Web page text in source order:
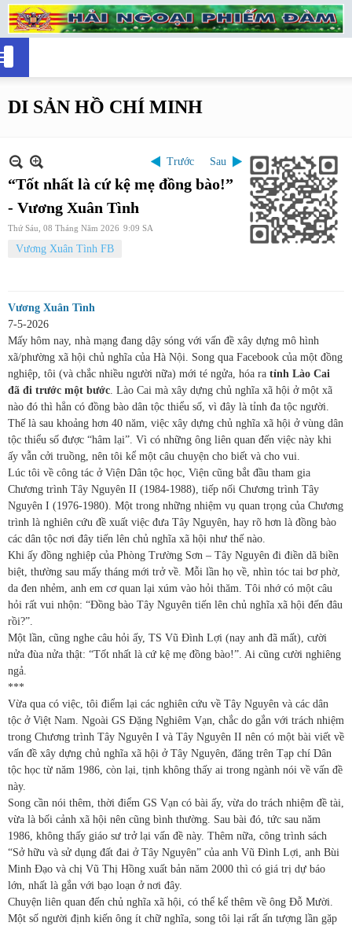
DI SẢN HỒ CHÍ MINH
Trước Sau
“Tốt nhất là cứ kệ mẹ đồng bào!”
- Vương Xuân Tình
Thứ Sáu, 08 Tháng Năm 2026 9:09 SA
Vương Xuân Tình FB
Vương Xuân Tình
7-5-2026
Mấy hôm nay, nhà mạng đang dậy sóng với vấn đề xây dựng mô hình
xã/phường xã hội chủ nghĩa của Hà Nội. Song qua Facebook của một đồng
nghiệp, tôi (và chắc nhiều người nữa) mới té ngửa, hóa ra tỉnh Lào Cai
đã đi trước một bước . Lào Cai mà xây dựng chủ nghĩa xã hội ở một xã
nào đó thì hẳn có đồng bào dân tộc thiểu số, vì đây là tỉnh đa tộc người.
Thế là sau khoảng hơn 40 năm, việc xây dựng chủ nghĩa xã hội ở vùng dân
tộc thiểu số được “hâm lại”. Vì có những ông liên quan đến việc này khi
ấy vẫn cởi truồng, nên tôi kể một câu chuyện cho biết và cho vui.
Lúc tôi về công tác ở Viện Dân tộc học, Viện cũng bắt đầu tham gia
Chương trình Tây Nguyên II (1984-1988), tiếp nối Chương trình Tây
Nguyên I (1976-1980). Một trong những nhiệm vụ quan trọng của Chương
trình là nghiên cứu đề xuất việc đưa Tây Nguyên, hay rõ hơn là đồng bào
các dân tộc nơi đây tiến lên chủ nghĩa xã hội như thế nào.
Khi ấy đồng nghiệp của Phòng Trường Sơn – Tây Nguyên đi điền dã biền
biệt, thường sau mấy tháng mới trở về. Mỗi lần họ về, nhìn tóc tai bơ phờ,
da đen nhẻm, anh em cơ quan lại xúm vào hỏi thăm. Tôi nhớ có một câu
hỏi rất vui nhộn: “Đồng bào Tây Nguyên tiến lên chủ nghĩa xã hội đến đâu
rồi?”.
Một lần, cũng nghe câu hỏi ấy, TS Vũ Đình Lợi (nay anh đã mất), cười
nửa đùa nửa thật: “Tốt nhất là cứ kệ mẹ đồng bào!”. Ai cũng cười nghiêng
ngả.
***
Vừa qua có việc, tôi điểm lại các nghiên cứu về Tây Nguyên và các dân
tộc ở Việt Nam. Ngoài GS Đặng Nghiêm Vạn, chắc do gắn với trách nhiệm
trong Chương trình Tây Nguyên I và Tây Nguyên II nên có một bài viết về
vấn đề xây dựng chủ nghĩa xã hội ở Tây Nguyên, đăng trên Tạp chí Dân
tộc học từ năm 1986, còn lại, tịnh không thấy ai trong ngành nói về vấn đề
này.
Song cần nói thêm, thời điểm GS Vạn có bài ấy, vừa do trách nhiệm đề tài,
vừa là bối cảnh xã hội nên cũng bình thường. Sau bài đó, tức sau năm
1986, không thấy giáo sư trở lại vấn đề này. Thêm nữa, công trình sách
“Sở hữu và sử dụng đất đai ở Tây Nguyên” của anh Vũ Đình Lợi, anh Bùi
Minh Đạo và chị Vũ Thị Hồng xuất bản năm 2000 thì có giá trị dự báo
lớn, nhất là gắn với bạo loạn ở nơi đây.
Chuyện liên quan đến chủ nghĩa xã hội, có thể kể thêm về ông Đỗ Mười.
Một số người định kiến ông ít chữ nghĩa, song tôi lại rất ấn tượng lần gặp